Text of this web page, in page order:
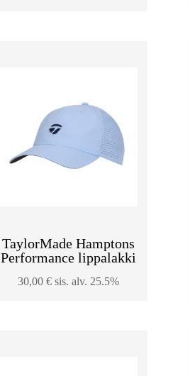
TaylorMade Hamptons
Performance lippalakki
30,00 € sis. alv. 25.5%